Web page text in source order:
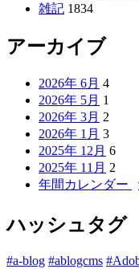
雑記 1834
アーカイブ
2026年 6月 4
2026年 5月 1
2026年 3月 2
2026年 1月 3
2025年 12月 6
2025年 11月 2
年間カレンダー
ハッシュタグ
#a-blog #ablogcms